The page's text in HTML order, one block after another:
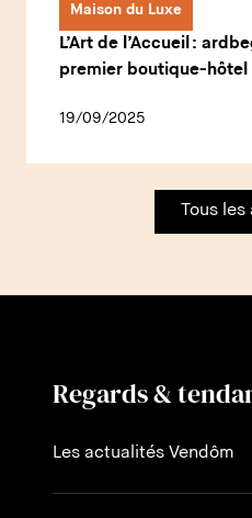
Maison du Luxe
L’Art de l’Accueil :
premier boutique-hôtel
19/09/2025
Tous
Regards &
Les actualités Vendôm